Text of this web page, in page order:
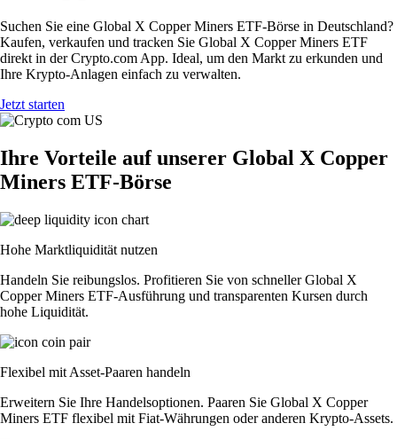
Suchen Sie eine Global X Copper Miners ETF-Börse in Deutschland?
Kaufen, verkaufen und tracken Sie Global X Copper Miners ETF
direkt in der Crypto.com App. Ideal, um den Markt zu erkunden und
Ihre Krypto-Anlagen einfach zu verwalten.
Jetzt starten
Ihre Vorteile auf unserer Global X Copper
Miners ETF-Börse
Hohe Marktliquidität nutzen
Handeln Sie reibungslos. Profitieren Sie von schneller Global X
Copper Miners ETF-Ausführung und transparenten Kursen durch
hohe Liquidität.
Flexibel mit Asset-Paaren handeln
Erweitern Sie Ihre Handelsoptionen. Paaren Sie Global X Copper
Miners ETF flexibel mit Fiat-Währungen oder anderen Krypto-Assets.